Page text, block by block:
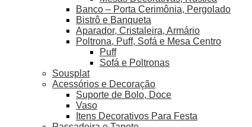
Banco – Porta Cerimônia, Pergolado
Bistrô e Banqueta
Aparador, Cristaleira, Armário
Poltrona, Puff, Sofá e Mesa Centro
Puff
Sofá e Poltronas
Sousplat
Acessórios e Decoração
Suporte de Bolo, Doce
Vaso
Itens Decorativos Para Festa